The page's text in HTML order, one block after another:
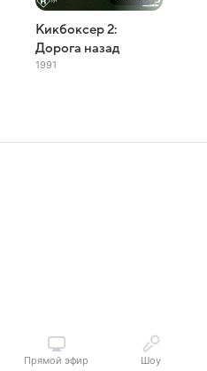
Кикбоксер 2:
Дорога назад
1991
Прямой эфир Шоу